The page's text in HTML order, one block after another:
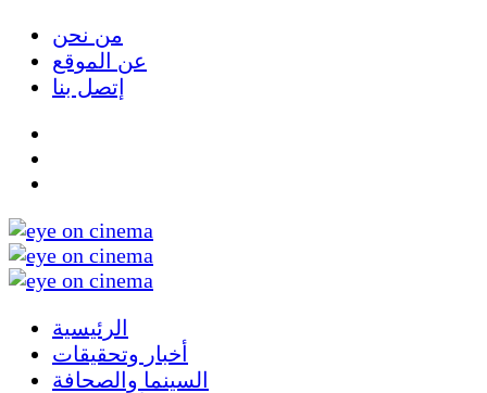
من نحن
عن الموقع
إتصل بنا
الرئيسية
أخبار وتحقيقات
السينما والصحافة